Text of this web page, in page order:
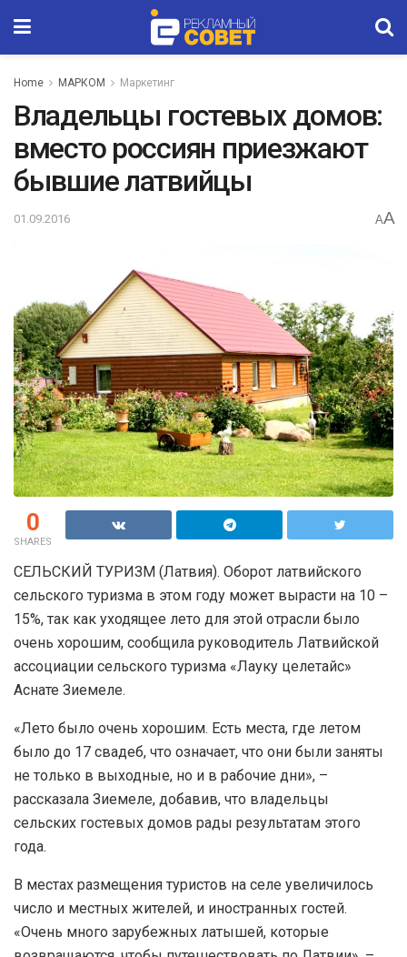
Home МАРКОМ Маркетинг
Владельцы гостевых домов:
вместо россиян приезжают
бывшие латвийцы
01.09.2016 AA
0
SHARES
СЕЛЬСКИЙ ТУРИЗМ (Латвия). Оборот латвийского
сельского туризма в этом году может вырасти на 10 –
15%, так как уходящее лето для этой отрасли было
очень хорошим, сообщила руководитель Латвийской
ассоциации сельского туризма «Лауку целетайс»
Аснате Зиемеле.
«Лето было очень хорошим. Есть места, где летом
было до 17 свадеб, что означает, что они были заняты
не только в выходные, но и в рабочие дни», –
рассказала Зиемеле, добавив, что владельцы
сельских гостевых домов рады результатам этого
года.
В местах размещения туристов на селе увеличилось
число и местных жителей, и иностранных гостей.
«Очень много зарубежных латышей, которые